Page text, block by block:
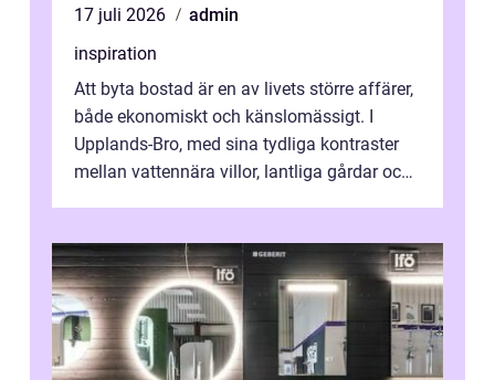
17 juli 2026
admin
inspiration
Att byta bostad är en av livets större affärer,
både ekonomiskt och känslomässigt. I
Upplands-Bro, med sina tydliga kontraster
mellan vattennära villor, lantliga gårdar och